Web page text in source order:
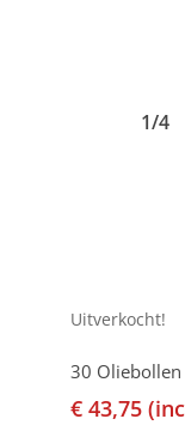
1/4
Uitverkocht!
30
€43,75